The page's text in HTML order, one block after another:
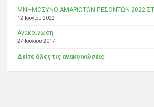
ΜΝΗΜΟΣΥΝΟ ΑΜΑΡΙΩΤΩΝ ΠΕΣΟΝΤΩΝ 2022
12 Ιουνίου 2022
Ανακοίνωση
27 Ιουλίου 2017
Δείτε όλες τις ανακοινώσεις